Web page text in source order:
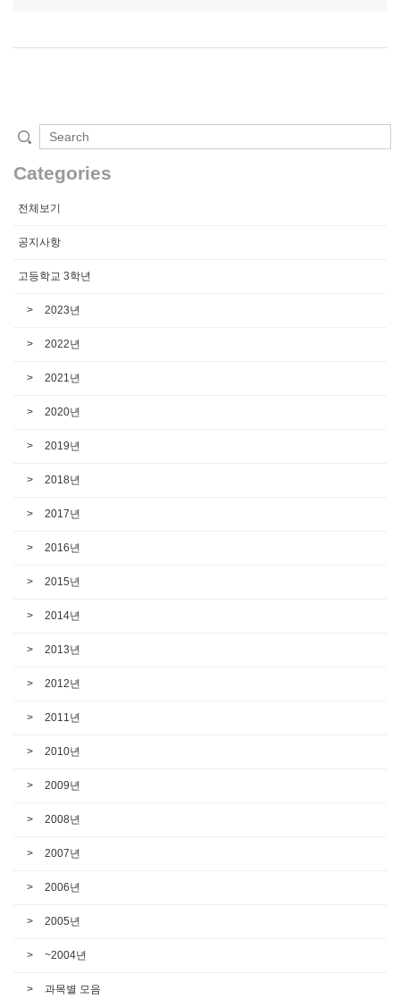
Categories
전체보기
공지사항
고등학교 3학년
2023년
2022년
2021년
2020년
2019년
2018년
2017년
2016년
2015년
2014년
2013년
2012년
2011년
2010년
2009년
2008년
2007년
2006년
2005년
~2004년
과목별 모음